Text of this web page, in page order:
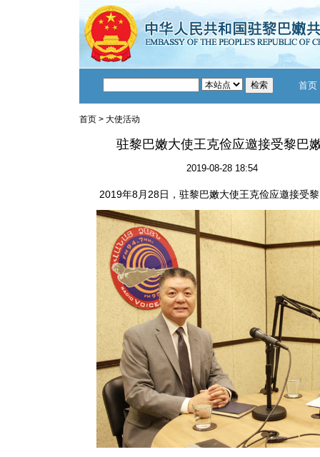
首页
首页 > 大使活动
驻黎巴嫩大使王克俭应邀接受黎巴
2019-08-28 18:54
2019年8月28日，驻黎巴嫩大使王克俭应邀接受黎